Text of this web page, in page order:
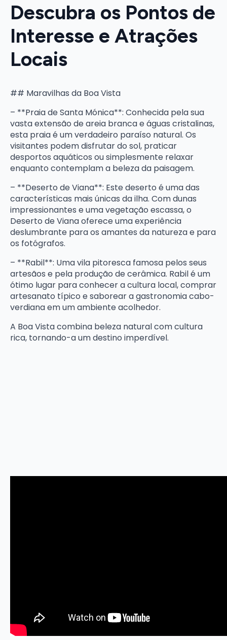
Descubra os Pontos de
Interesse e Atrações
Locais
## Maravilhas da Boa Vista
– **Praia de Santa Mónica**: Conhecida pela sua
vasta extensão de areia branca e águas cristalinas,
esta praia é um verdadeiro paraíso natural. Os
visitantes podem disfrutar do sol, praticar
desportos aquáticos ou simplesmente relaxar
enquanto contemplam a beleza da paisagem.
– **Deserto de Viana**: Este deserto é uma das
características mais únicas da ilha. Com dunas
impressionantes e uma vegetação escassa, o
Deserto de Viana oferece uma experiência
deslumbrante para os amantes da natureza e para
os fotógrafos.
– **Rabil**: Uma vila pitoresca famosa pelos seus
artesãos e pela produção de cerâmica. Rabil é um
ótimo lugar para conhecer a cultura local, comprar
artesanato típico e saborear a gastronomia cabo-
verdiana em um ambiente acolhedor.
A Boa Vista combina beleza natural com cultura
rica, tornando-a um destino imperdível.